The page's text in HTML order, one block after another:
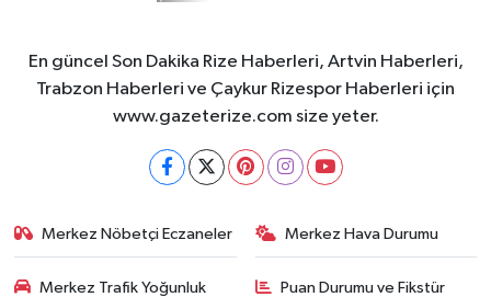
En güncel Son Dakika Rize Haberleri, Artvin Haberleri,
Trabzon Haberleri ve Çaykur Rizespor Haberleri için
www.gazeterize.com size yeter.
Merkez Nöbetçi Eczaneler Merkez Hava Durumu
Merkez Trafik Yoğunluk
Puan Durumu ve Fikstür